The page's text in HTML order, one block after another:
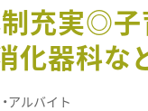
充実◎
器科な
アルバイト